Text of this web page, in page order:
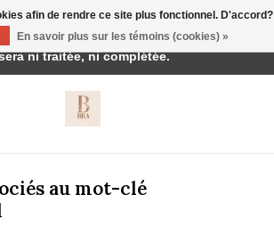
au mot-clé
afin de rendre ce site plus fonctionnel. D'accord?
En savoir plus sur les témoins (cookies) »
construction. Toute commande passée
ni traitée, ni complétée.